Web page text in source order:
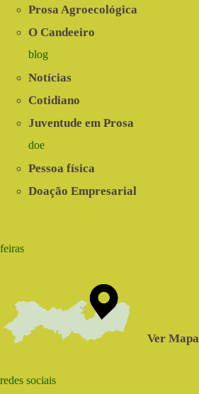
Prosa Agroecológica
O Candeeiro
blog
Notícias
Cotidiano
Juventude em Prosa
doe
Pessoa física
Doação Empresarial
feiras
Ver Mapa
redes sociais